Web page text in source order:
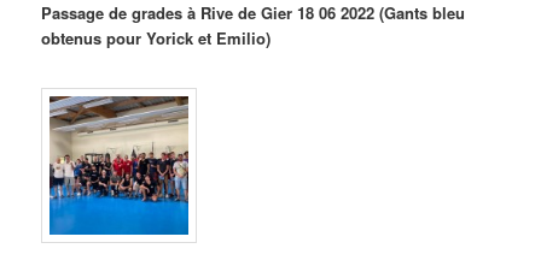
Passage de grades à Rive de Gier 18 06 2022 (Gants bleu
obtenus pour Yorick et Emilio)